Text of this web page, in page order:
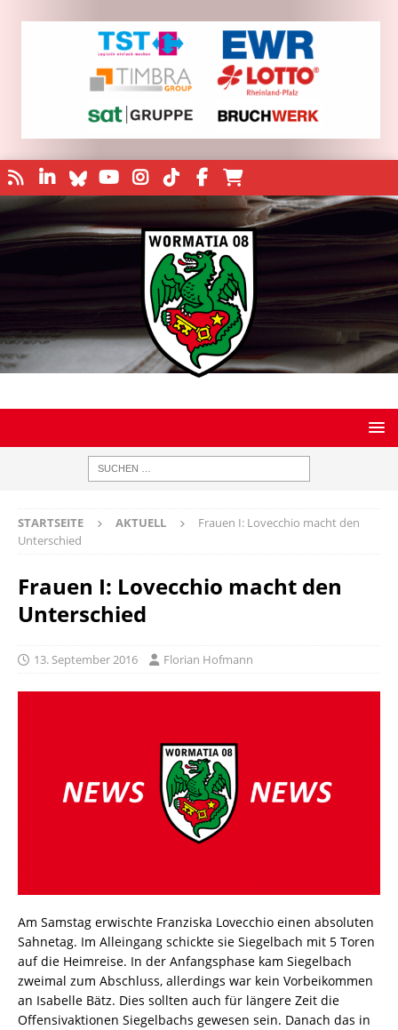
STARTSEITE AKTUELL
Frauen I: Lovecchio macht den
Unterschied
Frauen I: Lovecchio macht den
Unterschied
13. September 2016 Florian Hofmann
Am Samstag erwischte Franziska Lovecchio einen absoluten
Sahnetag. Im Alleingang schickte sie Siegelbach mit 5 Toren
auf die Heimreise. In der Anfangsphase kam Siegelbach
zweimal zum Abschluss, allerdings war kein Vorbeikommen
an Isabelle Bätz. Dies sollten auch für längere Zeit die
Offensivaktionen Siegelbachs gewesen sein. Danach das in